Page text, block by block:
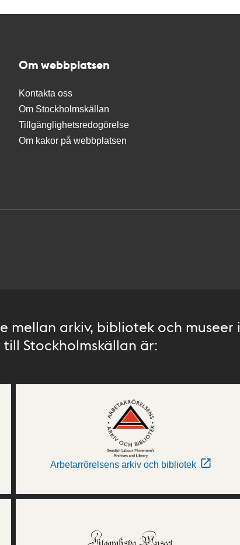
Om webbplatsen
Kontakta oss
Om Stockholmskällan
Tillgänglighetsredogörelse
Om kakor på webbplatsen
mellan arkiv, bibliotek och museer i
Stockholmskällan är:
Arbetarrörelsens arkiv och bibliotek